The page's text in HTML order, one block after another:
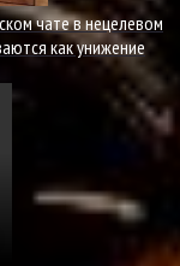
чате в нецелевом
как унижение